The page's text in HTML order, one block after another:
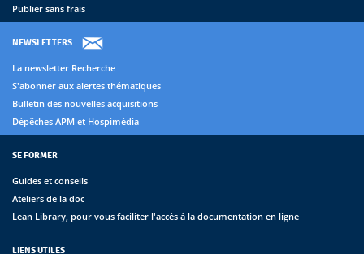
Publier sans frais
NEWSLETTERS
La newsletter Recherche
S'abonner aux alertes thématiques
Bulletin des nouvelles acquisitions
Dépêches APM et Hospimédia
SE FORMER
Guides et conseils
Ateliers de la doc
Lean Library, pour vous faciliter l'accès à la documentation en ligne
LIENS UTILES